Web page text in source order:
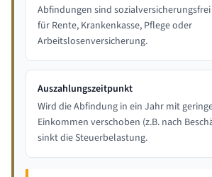
Abfindungen sind
für Rente, Krankenkasse, Pflege oder
Arbeitslosenversicherung.
Auszahlungszeitpunkt
Wird die Abfindung in ein Jahr mit
Einkommen verschoben (z.B. nach
sinkt die Steuerbelastung.